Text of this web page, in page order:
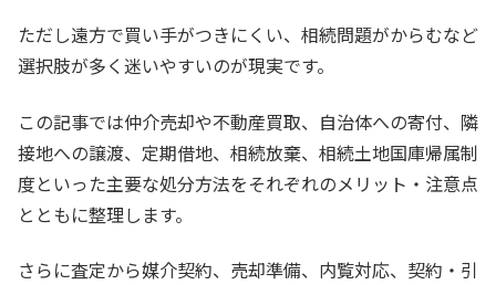
ただし遠方で買い手がつきにくい、相続問題がからむなど
選択肢が多く迷いやすいのが現実です。
この記事では仲介売却や不動産買取、自治体への寄付、隣
接地への譲渡、定期借地、相続放棄、相続土地国庫帰属制
度といった主要な処分方法をそれぞれのメリット・注意点
とともに整理します。
さらに査定から媒介契約、売却準備、内覧対応、契約・引